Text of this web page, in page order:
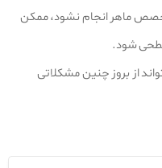
ماهر انجام نشود، ممکن
شود.
از بروز چنین مشکلاتی